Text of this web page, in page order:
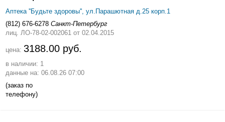
Аптека ''Будьте здоровы'', ул.Парашютная д.25 корп.1
(812) 676-6278 Санкт-Петербург
лиц. ЛО-78-02-002061 от 02.04.2015
цена: 3188.00 руб.
в наличии: 1
данные на: 06.08.26 07:00
(заказ по
телефону)